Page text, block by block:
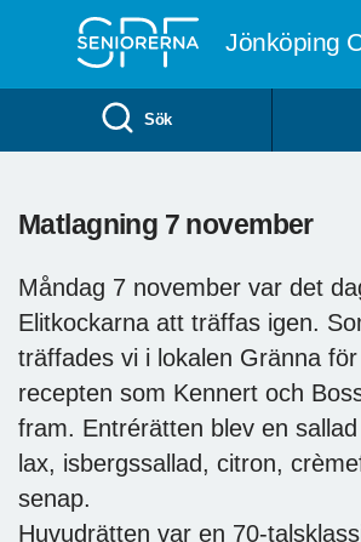
Jönköping
Sök
Matlagning 7 november
Måndag 7 november var det
Elitkockarna att träffas igen.
träffades vi i lokalen Gränna
recepten som Kennert och
fram. Entrérätten blev en
lax, isbergssallad, citron,
senap.
Huvudrätten var en 70-